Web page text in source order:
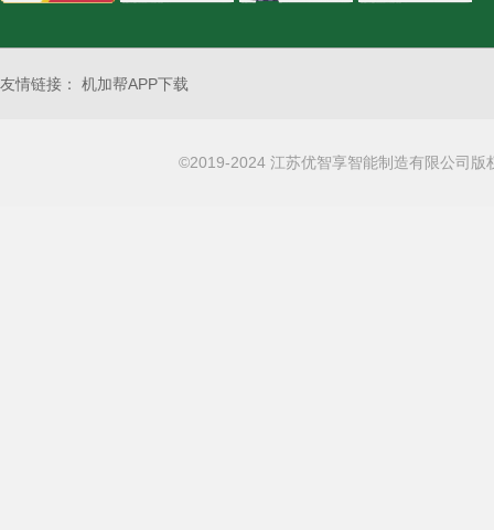
友情链接： 机加帮APP下载
©2019-2024 江苏优智享智能制造有限公司